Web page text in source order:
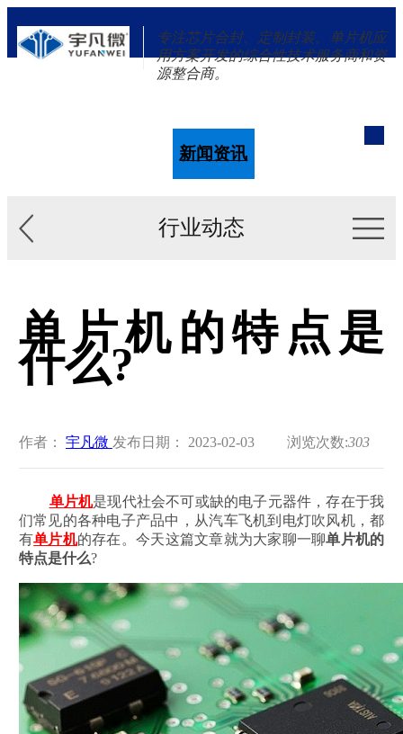
专注芯片合封、定制封装、单片机应
用方案开发的综合性技术服务商和资
源整合商。
新闻资讯
行业动态
单片机的特点是
什么?
作者： 宇凡微 发布日期： 2023-02-03 浏览次数:303
单片机是现代社会不可或缺的电子元器件，存在于我
们常见的各种电子产品中，从汽车飞机到电灯吹风机，都
有单片机的存在。今天这篇文章就为大家聊一聊单片机的
特点是什么?